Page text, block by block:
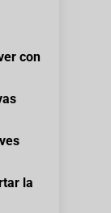
con
la